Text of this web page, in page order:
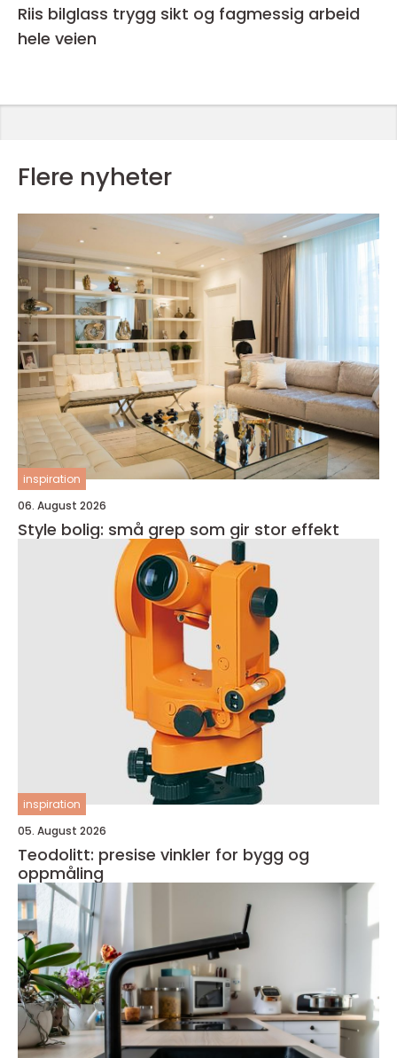
Riis bilglass trygg sikt og fagmessig arbeid
hele veien
Flere nyheter
inspiration
06. August 2026
Style bolig: små grep som gir stor effekt
inspiration
05. August 2026
Teodolitt: presise vinkler for bygg og
oppmåling